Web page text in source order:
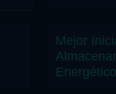
Mejor
Energético